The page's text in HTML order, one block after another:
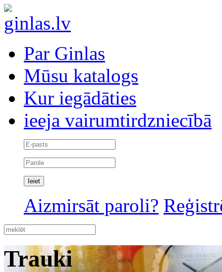
Par Ginlas
Mūsu katalogs
Kur iegādāties
ieeja vairumtirdzniecībā
Aizmirsāt paroli?
Trauki